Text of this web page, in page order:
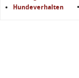
Hundeverhalten •